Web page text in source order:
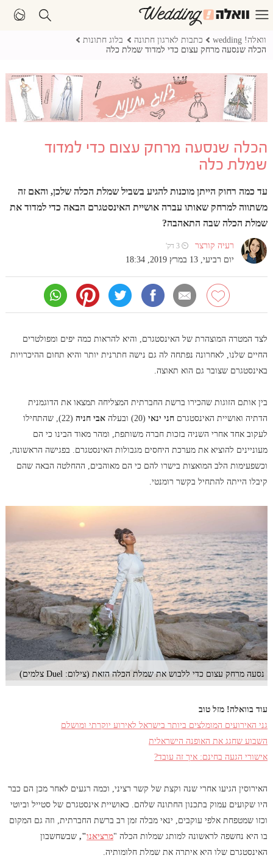
וואלה! wedding כתבות לארגון חתונה
בלוג חתונות
הכלה שנסעה מרחק עצום כדי למדוד שמלת כלה
הכלה שנסעה מרחק עצום כדי למדוד
שמלת כלה
עד כמה רחוק הייתן מוכנות להגיע בשביל שמלת הכלה שלכן, והאם זה
משתווה למרחק שאותו עברה אושיית האינסטגרם הבאה כדי למדוד את
שמלת הכלה שבה התאהבה?
רעיה קורצר ⏲ 3 דק'
יום רביעי, 13 במרץ 2019, 18:34
לצד המטרה המוצהרת של האינסטגרם, והיא להראות כמה יפים ומפולטרים
החיים שלנו, לאחרונה נפתחה לה גם נישה חתרנית יותר והיא תחום ההיכרויות
באינסטגרם שצובר גם הוא תאוצה.
בין אותם הזוגות שהכירו ברשת החברתית המצליחה תמצאו את הדוגמנית
הדתיה ואושיית האינסטגרם חני ינאי(20) ובעלה אבי חניה
(22), שהתחילו
לעקוב אחד אחרי השניה בזכות חברה משותפת, ומהר מאוד הבינו כי הם
מעוניינים להוציא את מערכת היחסים מגבולות האינסטגרם. בפגישה הראשונה,
וכשפעימות הלב המואצות בישרו להם כי הם מאוהבים, ההחלטה הבאה שהם
קיבלו הייתה להתחיל בקשר רומנטי.
נסעה מרחק עצום כדי ללבוש את שמלת הכלה הזאת (צילום: Duel צלמים)
עוד בוואלה! מזל טוב
גני האירועים המומלצים ביותר בישראל לאירוע יוקרתי ומושלם
השבוע שחגג את האופנה הישראלית
אישורי הגעה בחינם: איך זה עובד?
האירוסין הגיעו אחרי שנה וקצת של קשר רציני, וכמה רגעים לאחר מכן הם כבר
היו שקועים עמוק בתכנון החתונה שלהם. כאושיית אינסטגרם של סטייל וביוטי
וכזו שמטפחת אלפי עוקבים, ינאי מבלה זמן רב ברשת החברתית, וזה גם המקום
בו היא נחשפה לראשונה למותג שמלות הכלה "מרציאנו", שבשחשבון
האינסטגרם שלו היא איתרה את שמלת חלומותיה.